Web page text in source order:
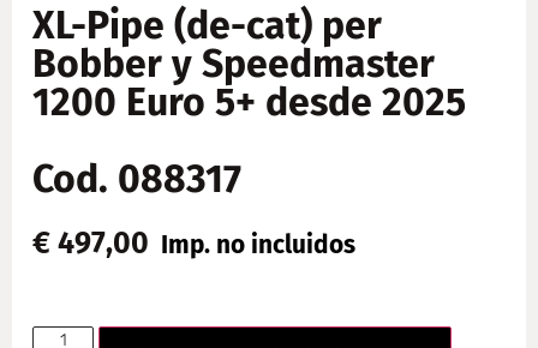
XL-Pipe (de-cat) per
Bobber y Speedmaster
1200 Euro 5+ desde 2025
Cod. 088317
€ 497,00 Imp. no incluidos